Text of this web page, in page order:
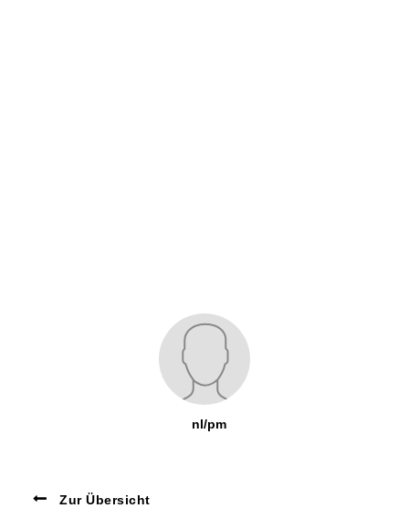
nl/pm
Zur Übersicht